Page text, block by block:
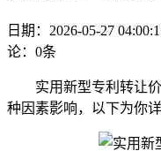
日期：2026-05-27
论：0条
实用新型专利转让
种因素影响，以下为你